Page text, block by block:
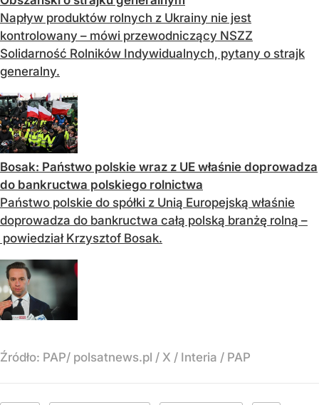
Napływ produktów rolnych z Ukrainy nie jest
kontrolowany – mówi przewodniczący NSZZ
Solidarność Rolników Indywidualnych, pytany o strajk
generalny.
Bosak: Państwo polskie wraz z UE właśnie doprowadza
do bankructwa polskiego rolnictwa
Państwo polskie do spółki z Unią Europejską właśnie
doprowadza do bankructwa całą polską branżę rolną –
powiedział Krzysztof Bosak.
Źródło: PAP/ polsatnews.pl / X / Interia / PAP